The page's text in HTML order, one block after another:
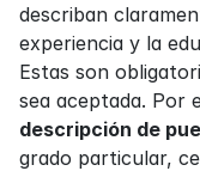
describan
experiencia y la
Estas son
sea aceptada. Por
descripción de
grado particular,